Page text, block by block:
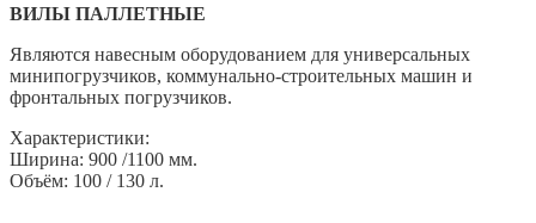
ВИЛЫ ПАЛЛЕТНЫЕ
Являются навесным оборудованием для универсальных
минипогрузчиков, коммунально-строительных машин и
фронтальных погрузчиков.
Характеристики:
Ширина: 900 /1100 мм.
Объём: 100 / 130 л.